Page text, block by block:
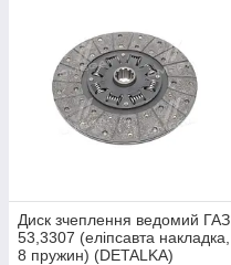
Диск зчеплення ведомий ГАЗ
53,3307 (еліпсавта накладка,
8 пружин) (DETALKA)